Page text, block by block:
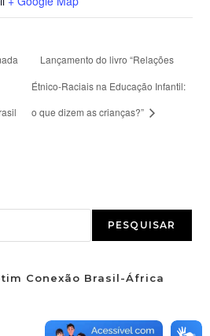
Lançamento do livro “Relações
Étnico-Raciais na Educação Infantil:
o que dizem as crianças?”
PESQUISAR
Conexão Brasil-África